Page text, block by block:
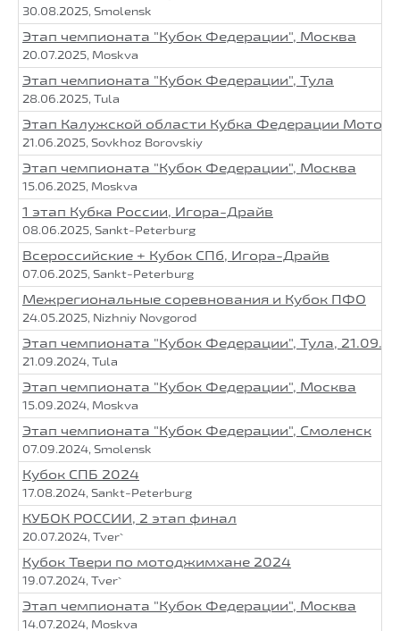
30.08.2025, Smolensk
Этап чемпионата "Кубок Федерации", Москва
20.07.2025, Moskva
Этап чемпионата "Кубок Федерации", Тула
28.06.2025, Tula
Этап Калужской области Кубка Федерации
21.06.2025, Sovkhoz Borovskiy
Этап чемпионата "Кубок Федерации", Москва
15.06.2025, Moskva
1 этап Кубка России, Игора-Драйв
08.06.2025, Sankt-Peterburg
Всероссийские + Кубок СПб, Игора-Драйв
07.06.2025, Sankt-Peterburg
Межрегиональные соревнования и Кубок ПФО
24.05.2025, Nizhniy Novgorod
Этап чемпионата "Кубок Федерации", Тула,
21.09.2024, Tula
Этап чемпионата "Кубок Федерации", Москва
15.09.2024, Moskva
Этап чемпионата "Кубок Федерации", Смоленск
07.09.2024, Smolensk
Кубок СПБ 2024
17.08.2024, Sankt-Peterburg
КУБОК РОССИИ, 2 этап финал
20.07.2024, Tver`
Кубок Твери по мотоджимхане 2024
19.07.2024, Tver`
Этап чемпионата "Кубок Федерации", Москва
14.07.2024, Moskva